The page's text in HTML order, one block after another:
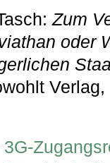
Zum
oder